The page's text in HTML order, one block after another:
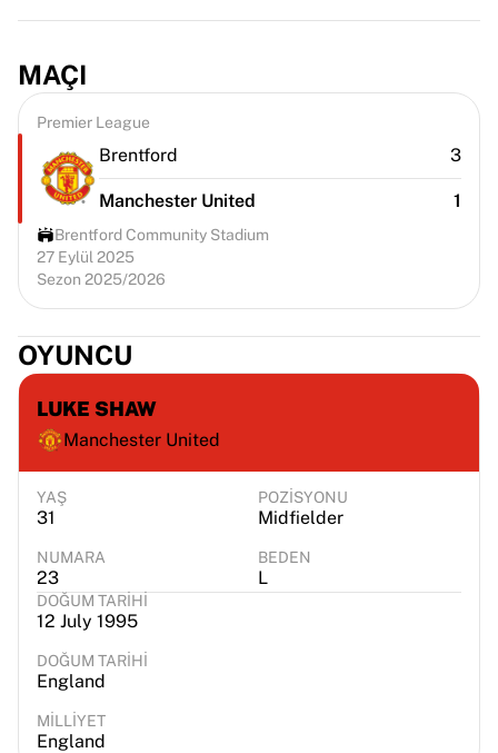
MAÇI
Premier League
Brentford 3
Manchester United 1
Brentford Community Stadium
27 Eylül 2025
Sezon 2025/2026
OYUNCU
LUKE SHAW
Manchester United
YAŞ
31
POZISYONU
Midfielder
NUMARA
23
BEDEN
L
DOĞUM TARIHI
12 July 1995
DOĞUM TARIHI
England
MILLIYET
England